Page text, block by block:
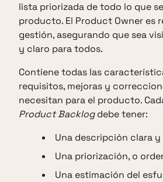
lista priorizada de todo lo que
producto. El Product Owner es
gestión, asegurando que sea
y claro para todos.
Contiene todas las
requisitos, mejoras y
necesitan para el producto.
Product Backlogdebe tener:
Una descripción clara
Una priorización, o
Una estimación del